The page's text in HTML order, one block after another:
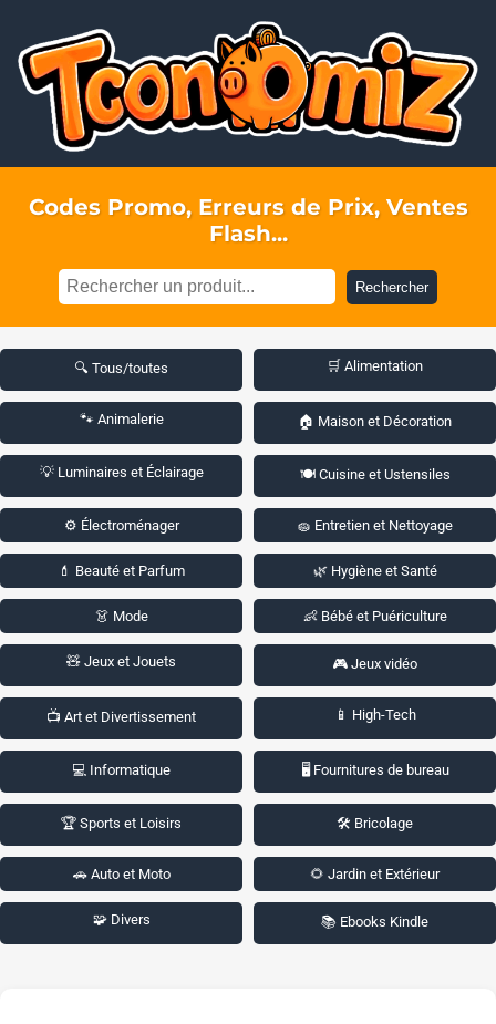
Codes Promo, Erreurs de Prix, Ventes
Flash...
Rechercher
🔍 Tous/toutes 🛒 Alimentation
🐾 Animalerie 🏠 Maison et Décoration
💡 Luminaires et Éclairage 🍽️ Cuisine et Ustensiles
⚙️ Électroménager 🧽 Entretien et Nettoyage
💄 Beauté et Parfum 🌿 Hygiène et Santé
👗 Mode 👶 Bébé et Puériculture
🧸 Jeux et Jouets 🎮 Jeux vidéo
📺 Art et Divertissement 📱 High-Tech
💻 Informatique 🖥️ Fournitures de bureau
🏆 Sports et Loisirs 🛠️ Bricolage
🚗 Auto et Moto 🌻 Jardin et Extérieur
🧩 Divers 📚 Ebooks Kindle